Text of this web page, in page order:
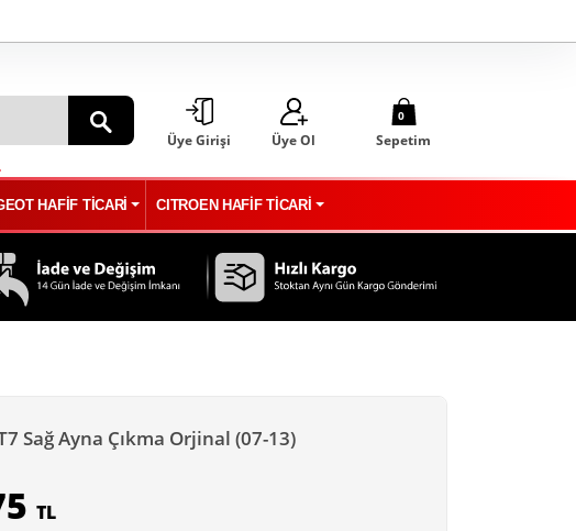
Üye Girişi Üye Ol
0
Sepetim
HAFİF TİCARİ CITROEN HAFİF TİCARİ
Sağ Ayna Çıkma Orjinal (07-13)
TL